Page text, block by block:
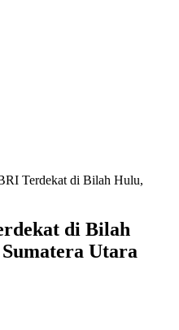
Terdekat di Bilah Hulu,
di Bilah
Utara